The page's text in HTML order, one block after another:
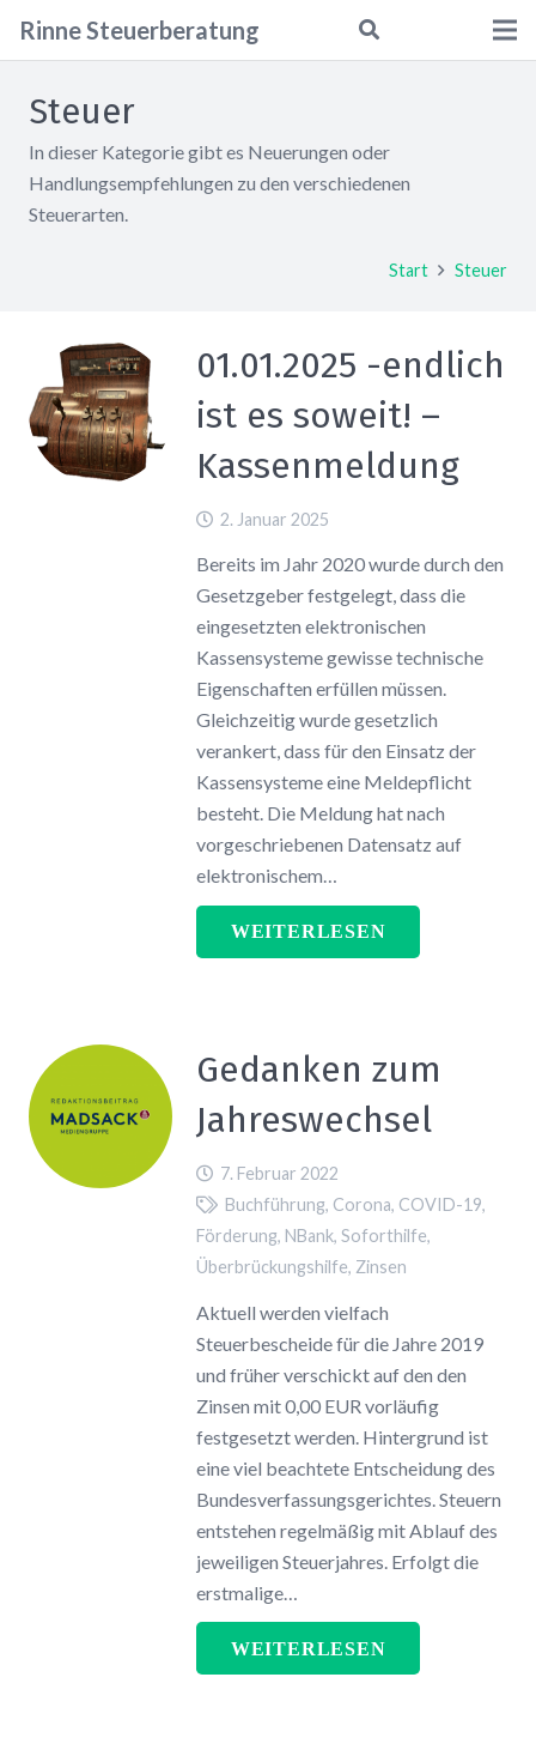
RinneSteuerberatung
Steuer
In dieser Kategorie gibt es Neuerungen oder
Handlungsempfehlungen zu den verschiedenen
Steuerarten.
Start Steuer
01.01.2025 -endlich
ist es soweit! –
Kassenmeldung
2. Januar 2025
Bereits im Jahr 2020 wurde durch den
Gesetzgeber festgelegt, dass die
eingesetzten elektronischen
Kassensysteme gewisse technische
Eigenschaften erfüllen müssen.
Gleichzeitig wurde gesetzlich
verankert, dass für den Einsatz der
Kassensysteme eine Meldepflicht
besteht. Die Meldung hat nach
vorgeschriebenen Datensatz auf
elektronischem…
WEITERLESEN
Gedanken zum
Jahreswechsel
7. Februar 2022
Buchführung, Corona, COVID-19,
Förderung, NBank, Soforthilfe,
Überbrückungshilfe, Zinsen
Aktuell werden vielfach
Steuerbescheide für die Jahre 2019
und früher verschickt auf den den
Zinsen mit 0,00 EUR vorläufig
festgesetzt werden. Hintergrund ist
eine viel beachtete Entscheidung des
Bundesverfassungsgerichtes. Steuern
entstehen regelmäßig mit Ablauf des
jeweiligen Steuerjahres. Erfolgt die
erstmalige…
WEITERLESEN